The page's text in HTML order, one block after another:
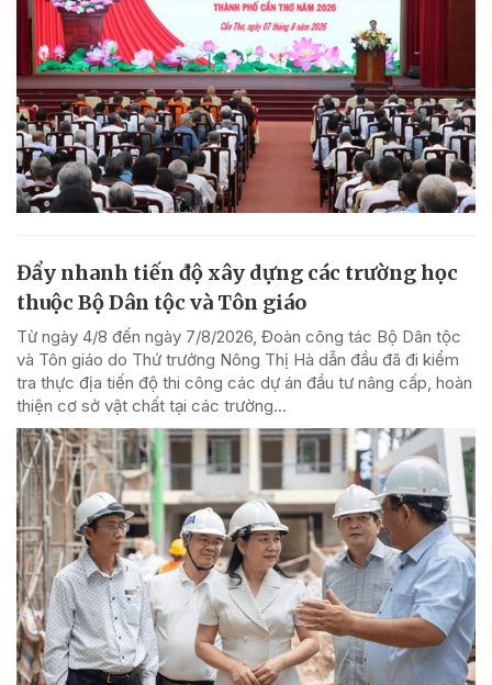
Đẩy nhanh tiến độ xây dựng các trường học
thuộc Bộ Dân tộc và Tôn giáo
Từ ngày 4/8 đến ngày 7/8/2026, Đoàn công tác Bộ Dân tộc
và Tôn giáo do Thứ trưởng Nông Thị Hà dẫn đầu đã đi kiểm
tra thực địa tiến độ thi công các dự án đầu tư nâng cấp, hoàn
thiện cơ sở vật chất tại các trường...